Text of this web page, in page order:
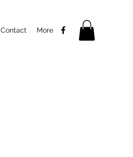
Contact More